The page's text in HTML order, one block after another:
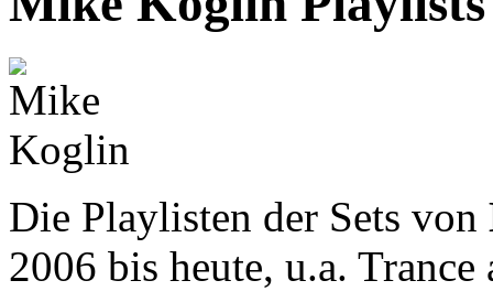
Die Playlisten der Sets von
2006 bis heute, u.a.